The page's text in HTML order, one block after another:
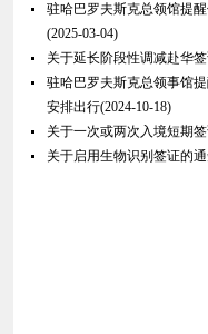
驻哈巴罗夫斯克总领馆提
(2025-03-04)
关于延长阶段性调减赴华
驻哈巴罗夫斯克总领事馆
安排出行(2024-10-18)
关于一次或两次入境短期
关于启用生物识别签证的